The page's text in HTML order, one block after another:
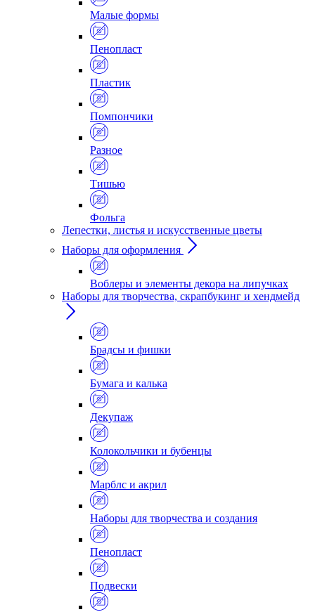
Малые формы
Пенопласт
Пластик
Помпончики
Разное
Тишью
Фольга
Лепестки, листья и искусственные цветы
Наборы для оформления
Воблеры и элементы декора на липучках
Наборы для творчества, скрапбукинг и хендмейд
Брадсы и фишки
Бумага и калька
Декупаж
Колокольчики и бубенцы
Марблс и акрил
Наборы для творчества и создания
Пенопласт
Подвески